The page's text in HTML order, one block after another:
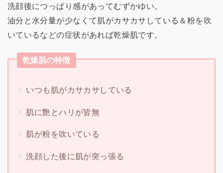
洗顔後につっぱり感があってむずかゆい。
油分と水分量が少なくて肌がカサカサしている＆粉を吹
いているなどの症状があれば乾燥肌です。
乾燥肌の特徴
いつも肌がカサカサしている
肌に艶とハリが皆無
肌が粉を吹いている
洗顔した後に肌が突っ張る